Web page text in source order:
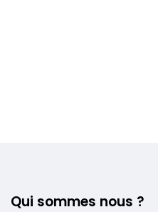
Qui sommes nous ?